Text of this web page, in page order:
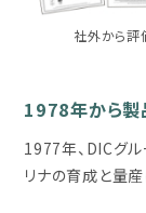
社外から評
1978年から製
1977年、DICグ
リナの育成と量産